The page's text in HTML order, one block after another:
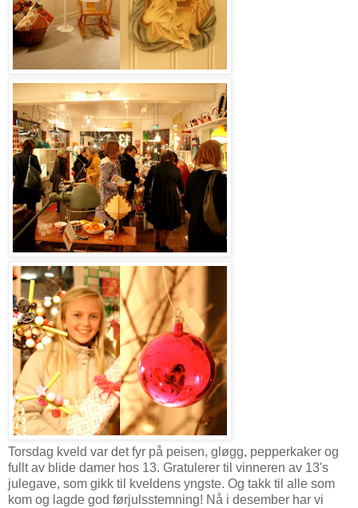
Torsdag kveld var det fyr på peisen, gløgg, pepperkaker og
fullt av blide damer hos 13. Gratulerer til vinneren av 13's
julegave, som gikk til kveldens yngste. Og takk til alle som
kom og lagde god førjulsstemning! Nå i desember har vi